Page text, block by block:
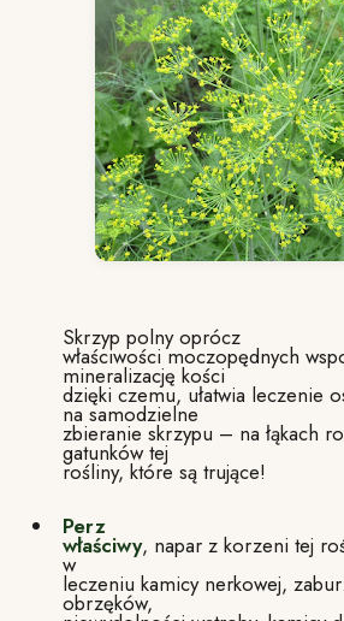
Skrzyp polny oprócz
właściwości moczopędnych
mineralizację kości
dzięki czemu, ułatwia leczenie
na samodzielne
zbieranie skrzypu – na łąkach
gatunków tej
rośliny, które są trujące!
Perz
właściwy, napar z korzeni tej
w
leczeniu kamicy nerkowej,
obrzęków,